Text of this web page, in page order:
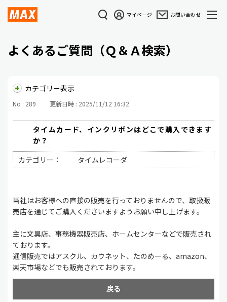
マイページ お問い合わせ
よくあるご質問（Ｑ＆Ａ検索）
カテゴリー表示
No : 289 更新日時 : 2025/11/12 16:32
タイムカード、インクリボンはどこで購入できます
か？
カテゴリー：
タイムレコーダ
当社はお客様への直接の販売を行っておりませんので、取扱販
売店を通じてご購入くださいますようお願い申し上げます。
主に文具店、事務機器販売店、ホームセンターなどで販売され
ております。
通信販売ではアスクル、カウネット、たのめーる、amazon、
楽天市場などでも販売されております。
戻る